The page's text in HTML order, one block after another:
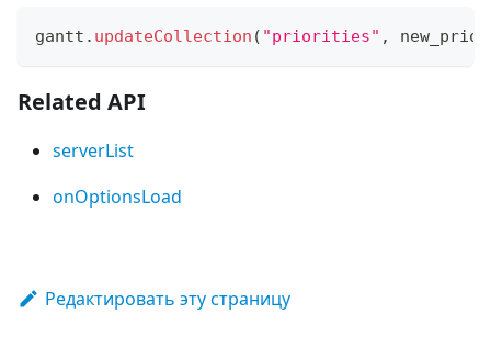
gantt . updateCollection ( "priorities" ,
Related API
serverList
onOptionsLoad
Редактировать эту страницу